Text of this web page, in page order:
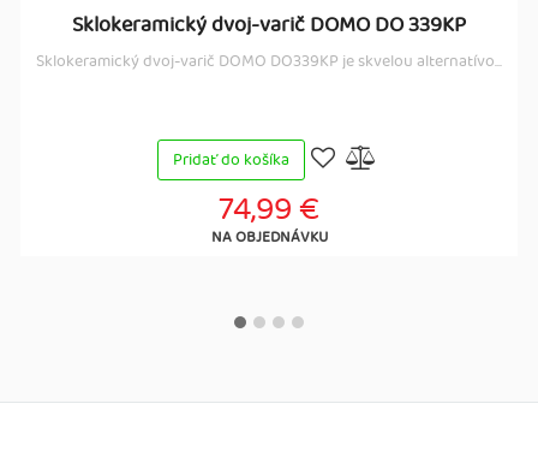
Sklokeramický dvoj-varič DOMO DO 339KP
Sklokeramický dvoj-varič DOMO DO339KP je skvelou alternatívo...
Pridať do košíka
74,99 €
NA OBJEDNÁVKU